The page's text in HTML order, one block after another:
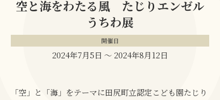
空と海をわたる風 たじりエンゼル
うちわ展
開催日
2024年7月5日 〜 2024年8月12日
「空」と「海」をテーマに田尻町立認定こども園たじり